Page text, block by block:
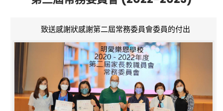
致送感謝狀感謝第二屆常務委員會委員的付出